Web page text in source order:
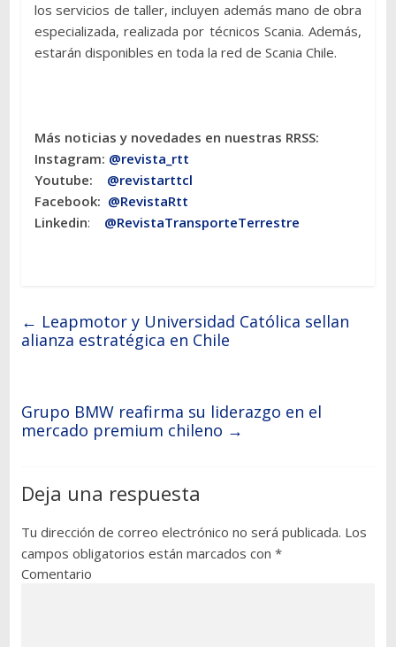
los servicios de taller, incluyen además mano de obra
especializada, realizada por técnicos Scania. Además,
estarán disponibles en toda la red de Scania Chile.
Más noticias y novedades en nuestras RRSS:
Instagram: @revista_rtt
Youtube: @revistarttcl
Facebook: @RevistaRtt
Linkedin: @RevistaTransporteTerrestre
← Leapmotor y Universidad Católica sellan
alianza estratégica en Chile
Grupo BMW reafirma su liderazgo en el
mercado premium chileno →
Deja una respuesta
Tu dirección de correo electrónico no será publicada. Los
campos obligatorios están marcados con *
Comentario